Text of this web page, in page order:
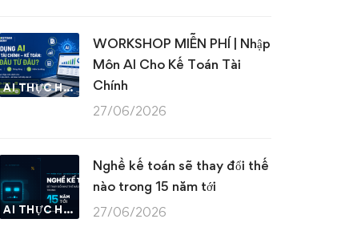
AI THỰC HÀNH
WORKSHOP MIỄN PHÍ | Nhập
Môn AI Cho Kế Toán Tài
Chính
27/06/2026
AI THỰC HÀNH
Nghề kế toán sẽ thay đổi thế
nào trong 15 năm tới
27/06/2026